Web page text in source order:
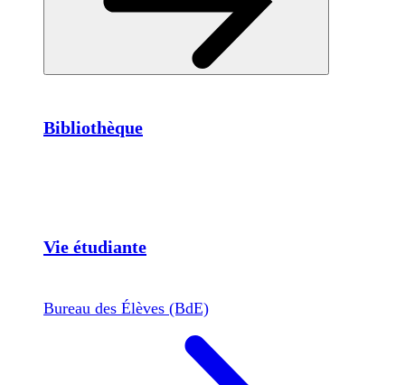
Bibliothèque
Vie étudiante
Bureau des Élèves (BdE)